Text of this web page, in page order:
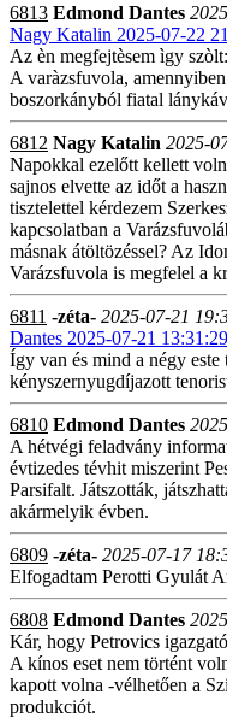
6813 Edmond Dantes
Nagy Katalin 2025-07-22
Az èn megfejtèsem ìgy szòlt:
A varàzsfuvola,
boszorkányból fiatal
6812 Nagy Katalin 2025-
Napokkal ezelőtt kellett
sajnos elvette az időt a
tisztelettel kérdezem
kapcsolatban a
másnak átöltözéssel? Az
Varázsfuvola is megfelel a
6811 -zéta- 2025-07-21
Dantes 2025-07-21 13:31:29
Így van és mind a négy este
kényszernyugdíjazott
6810 Edmond Dantes
A hétvégi feladvány
évtizedes tévhit miszerint
Parsifalt. Játszották,
akármelyik évben.
6809 -zéta- 2025-07-17
Elfogadtam Perotti Gyulát
6808 Edmond Dantes
Kár, hogy Petrovics
A kínos eset nem történt
kapott volna -vélhetően a
produkciót.